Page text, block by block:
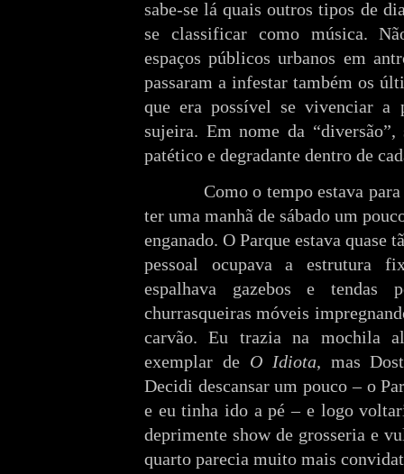
sabe-se lá quais outros tipos de
se classificar como música.
espaços públicos urbanos em
passaram a infestar também os
que era possível se vivenciar a
sujeira. Em nome da
patético e degradante dentro de
Como o tempo estava para
ter uma manhã de sábado um
enganado. O Parque estava quase
pessoal ocupava a estrutura
espalhava gazebos e
churrasqueiras móveis
carvão. Eu trazia na mochila
exemplar de O Idiota, mas
Decidi descansar um pouco – o
e eu tinha ido a pé – e logo
deprimente show de grosseria e
quarto parecia muito mais